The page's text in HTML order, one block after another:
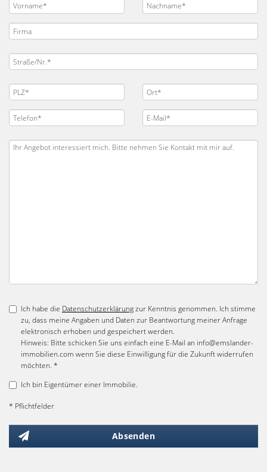
Ich habe die Datenschutzerklärungzur Kenntnis genommen. Ich stimme
zu, dass meine Angaben und Daten zur Beantwortung meiner Anfrage
elektronisch erhoben und gespeichert werden.
Hinweis: Bitte schicken Sie uns einfach eine E-Mail an info@emslander-
immobilien.com wenn Sie diese Einwilligung für die Zukunft widerrufen
möchten. *
Ich bin Eigentümer einer Immobilie.
* Pflichtfelder
Absenden